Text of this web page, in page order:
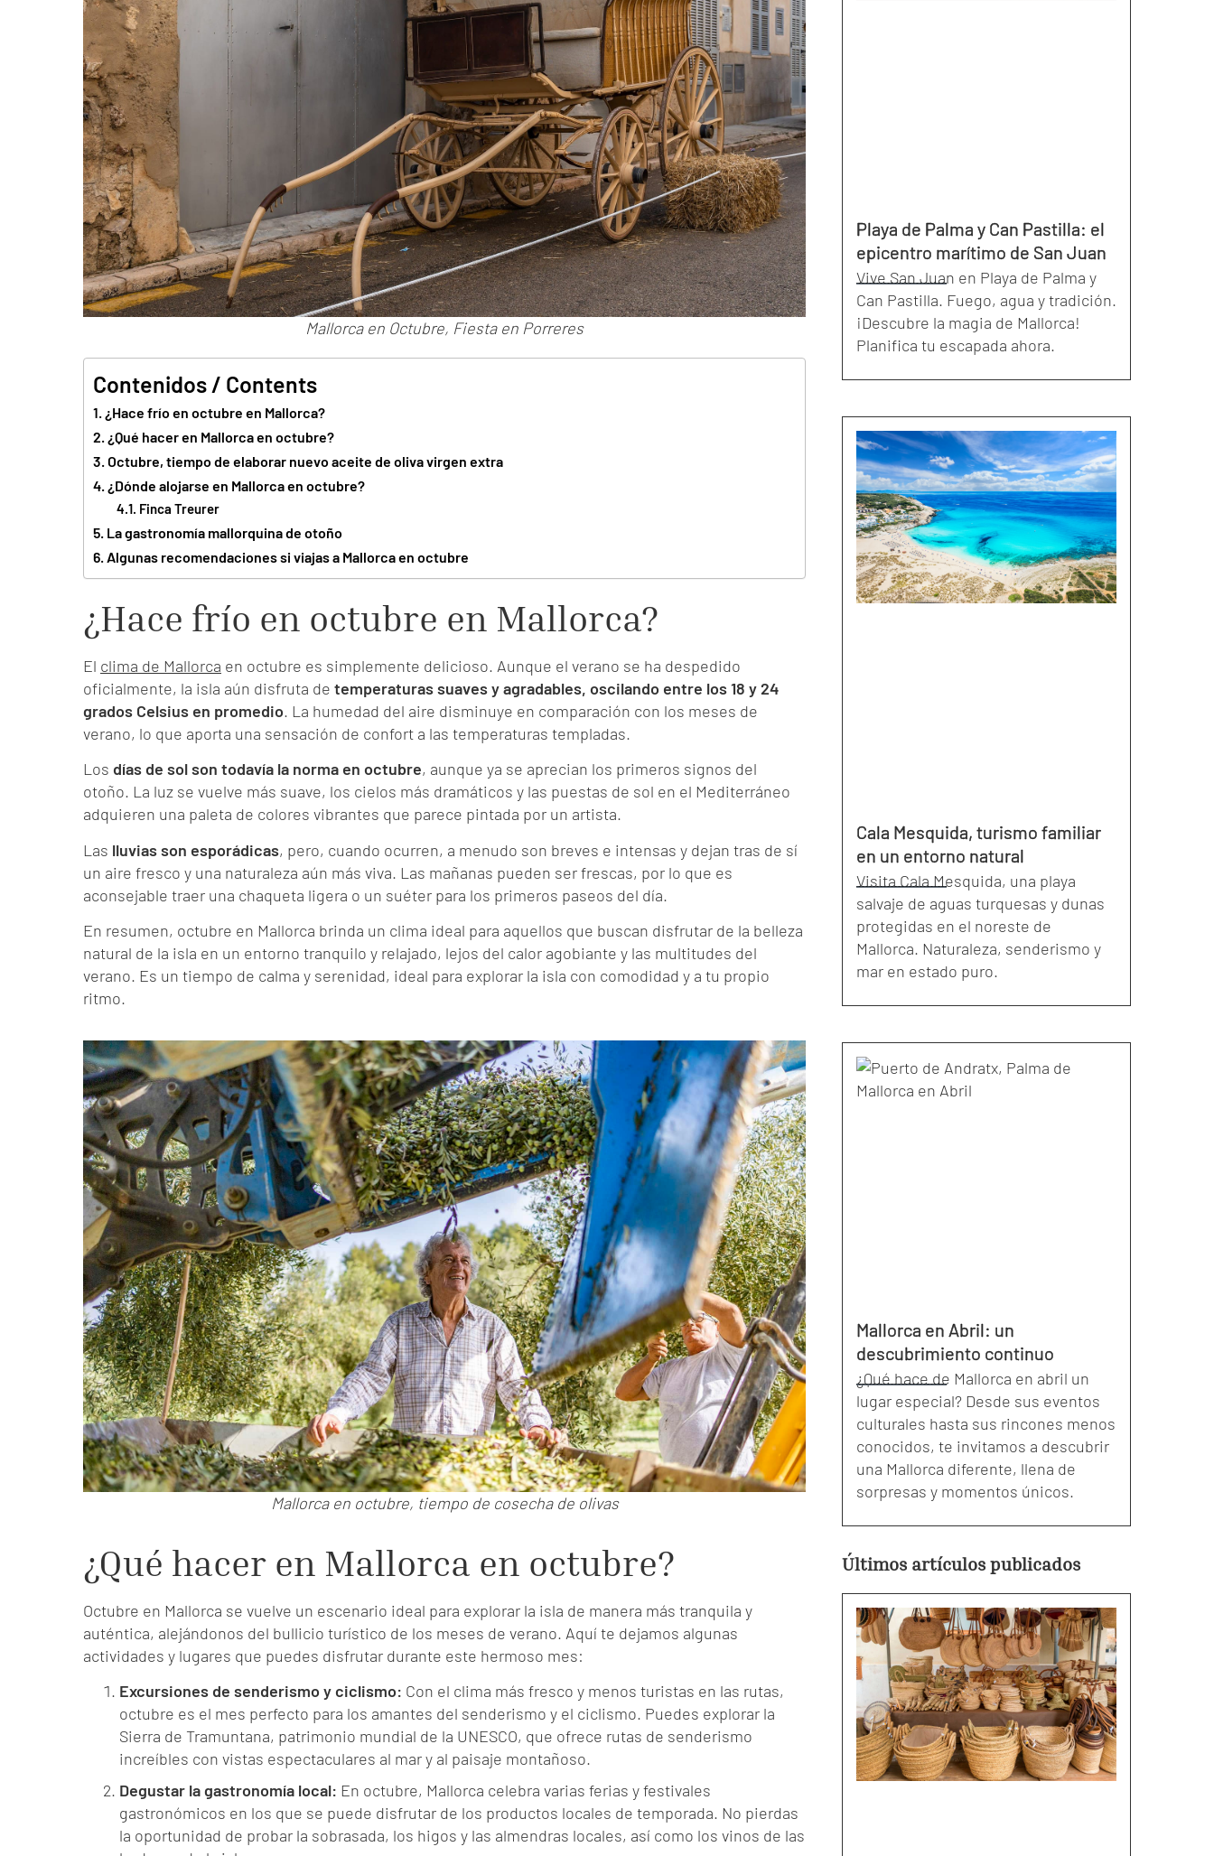
Mallorca en Octubre, Fiesta en Porreres
Contenidos / Contents
¿Hace frío en octubre en Mallorca?
¿Qué hacer en Mallorca en octubre?
Octubre, tiempo de elaborar nuevo aceite de oliva virgen extra
¿Dónde alojarse en Mallorca en octubre?
Finca Treurer
La gastronomía mallorquina de otoño
Algunas recomendaciones si viajas a Mallorca en octubre
¿Hace frío en octubre en Mallorca?
El clima de Mallorca en octubre es simplemente delicioso. Aunque el verano se ha despedido
oficialmente, la isla aún disfruta de temperaturas suaves y agradables, oscilando entre los 18 y 24
grados Celsius en promedio. La humedad del aire disminuye en comparación con los meses de
verano, lo que aporta una sensación de confort a las temperaturas templadas.
Los días de sol son todavía la norma en octubre, aunque ya se aprecian los primeros signos del
otoño. La luz se vuelve más suave, los cielos más dramáticos y las puestas de sol en el Mediterráneo
adquieren una paleta de colores vibrantes que parece pintada por un artista.
Las lluvias son esporádicas, pero, cuando ocurren, a menudo son breves e intensas y dejan tras de sí
un aire fresco y una naturaleza aún más viva. Las mañanas pueden ser frescas, por lo que es
aconsejable traer una chaqueta ligera o un suéter para los primeros paseos del día.
En resumen, octubre en Mallorca brinda un clima ideal para aquellos que buscan disfrutar de la belleza
natural de la isla en un entorno tranquilo y relajado, lejos del calor agobiante y las multitudes del
verano. Es un tiempo de calma y serenidad, ideal para explorar la isla con comodidad y a tu propio
ritmo.
Mallorca en octubre, tiempo de cosecha de olivas
¿Qué hacer en Mallorca en octubre?
Octubre en Mallorca se vuelve un escenario ideal para explorar la isla de manera más tranquila y
auténtica, alejándonos del bullicio turístico de los meses de verano. Aquí te dejamos algunas
actividades y lugares que puedes disfrutar durante este hermoso mes:
Excursiones de senderismo y ciclismo: Con el clima más fresco y menos turistas en las rutas,
octubre es el mes perfecto para los amantes del senderismo y el ciclismo. Puedes explorar la
Sierra de Tramuntana, patrimonio mundial de la UNESCO, que ofrece rutas de senderismo
increíbles con vistas espectaculares al mar y al paisaje montañoso.
Degustar la gastronomía local: En octubre, Mallorca celebra varias ferias y festivales
gastronómicos en los que se puede disfrutar de los productos locales de temporada. No pierdas
la oportunidad de probar la sobrasada, los higos y las almendras locales, así como los vinos de las
Playa de Palma y Can Pastilla: el
epicentro marítimo de San Juan
Vive San Juan en Playa de Palma y
Can Pastilla. Fuego, agua y tradición.
¡Descubre la magia de Mallorca!
Planifica tu escapada ahora.
Cala Mesquida, turismo familiar
en un entorno natural
Visita Cala Mesquida, una playa
salvaje de aguas turquesas y dunas
protegidas en el noreste de
Mallorca. Naturaleza, senderismo y
mar en estado puro.
Mallorca en Abril: un
descubrimiento continuo
¿Qué hace de Mallorca en abril un
lugar especial? Desde sus eventos
culturales hasta sus rincones menos
conocidos, te invitamos a descubrir
una Mallorca diferente, llena de
sorpresas y momentos únicos.
Últimos artículos publicados